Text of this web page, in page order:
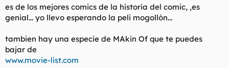
es de los mejores comics de la historia del comic, ,es
genial... yo llevo esperando la peli mogollón...
tambien hay una especie de MAkin Of que te puedes
bajar de
www.movie-list.com